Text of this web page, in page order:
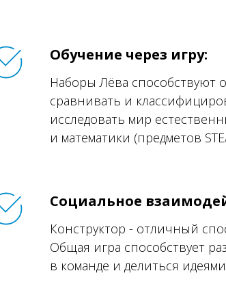
Обучение через игру:
Наборы Лёва способствуют
сравнивать и
исследовать мир
и математики (предметов
Социальное
Конструктор - отличный
Общая игра способствует
в команде и делиться